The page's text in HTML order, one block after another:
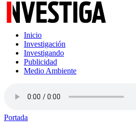
Inicio
Investigación
Investigando
Publicidad
Medio Ambiente
Portada